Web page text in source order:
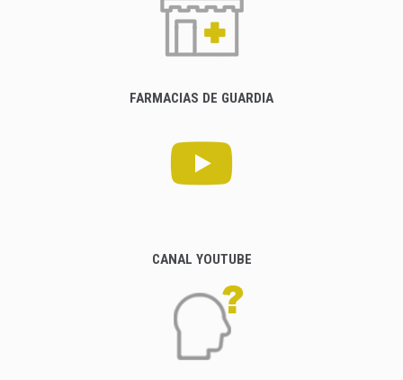
FARMACIAS DE GUARDIA
CANAL YOUTUBE